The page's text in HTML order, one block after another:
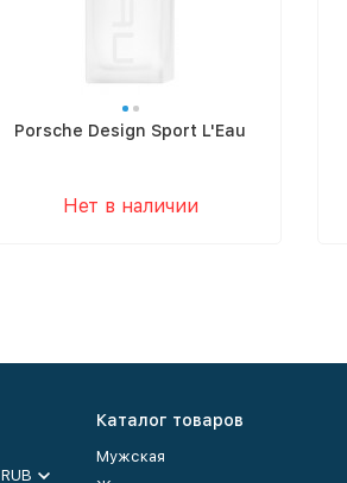
Porsche Design Sport L'Eau
Нет в наличии
RUB
Каталог товаров
Мужская